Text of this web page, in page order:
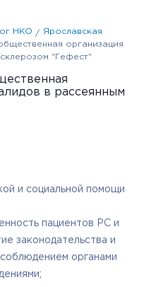
НКО
Ярославская
организация
"Гефест"
в рассеянным
и социальной помощи
пациентов РС и
законодательства и
органами